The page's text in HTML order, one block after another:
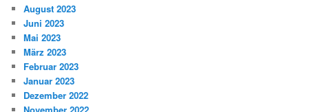
August 2023
Juni 2023
Mai 2023
März 2023
Februar 2023
Januar 2023
Dezember 2022
November 2022